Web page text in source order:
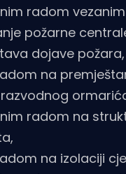
radom
požarne
dojave požara,
na
radom na
na izolaciji